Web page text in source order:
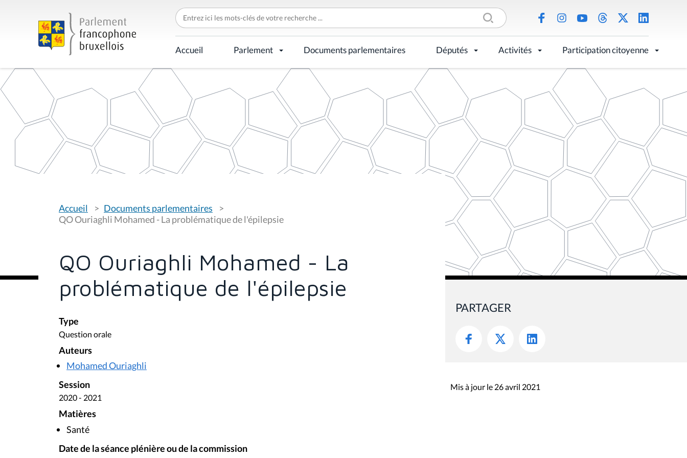
C
h
e
r
c
h
r
p
Accueil Parlement Documents parlementaires Députés Activités Participation citoyenne
o
u
s
s
:
Accueil
Documents parlementaires
QO Ouriaghli Mohamed - La problématique de l'épilepsie
QO Ouriaghli Mohamed - La
problématique de l'épilepsie
Type
Question orale
Auteurs
Mohamed Ouriaghli
Session
2020 - 2021
Matières
Santé
Date de la séance plénière ou de la commission
PARTAGER
Mis à jour le 26 avril 2021